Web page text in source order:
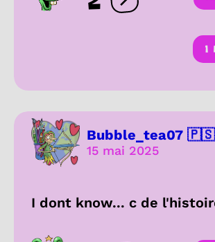
Ouvrir les
1
Bubble_tea07
15 mai 2025
I dont know... c de